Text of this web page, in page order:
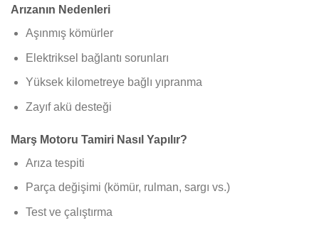
Arızanın Nedenleri
Aşınmış kömürler
Elektriksel bağlantı sorunları
Yüksek kilometreye bağlı yıpranma
Zayıf akü desteği
Marş Motoru Tamiri Nasıl Yapılır?
Arıza tespiti
Parça değişimi (kömür, rulman, sargı vs.)
Test ve çalıştırma